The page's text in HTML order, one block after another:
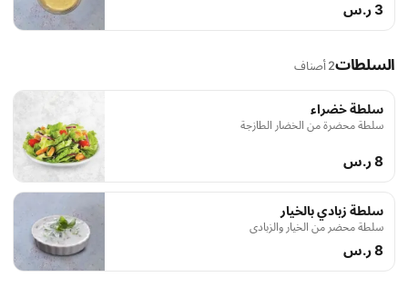
3 ر.س
السلطات2 أصناف
سلطة خضراء
سلطة محضرة من الخضار الطازجة
8 ر.س
سلطة زبادي بالخيار
سلطة محضر من الخيار والزبادي
8 ر.س